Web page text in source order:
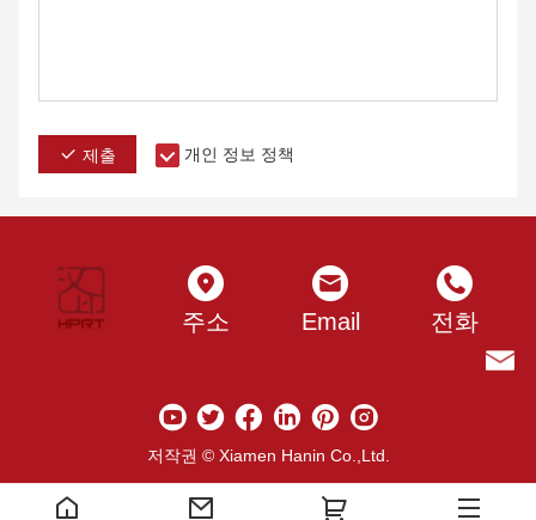
제출 개인 정보 정책
주소 Email 전화
저작권 © Xiamen Hanin Co.,Ltd.